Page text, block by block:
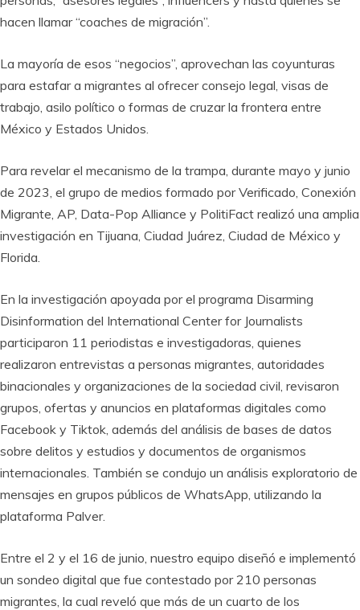
hacen llamar “coaches de migración”.
La mayoría de esos “negocios”, aprovechan las coyunturas
para estafar a migrantes al ofrecer consejo legal, visas de
trabajo, asilo político o formas de cruzar la frontera entre
México y Estados Unidos.
Para revelar el mecanismo de la trampa, durante mayo y junio
de 2023, el grupo de medios formado por Verificado, Conexión
Migrante, AP, Data-Pop Alliance y PolitiFact realizó una amplia
investigación en Tijuana, Ciudad Juárez, Ciudad de México y
Florida.
En la investigación apoyada por el programa Disarming
Disinformation del International Center for Journalists
participaron 11 periodistas e investigadoras, quienes
realizaron entrevistas a personas migrantes, autoridades
binacionales y organizaciones de la sociedad civil, revisaron
grupos, ofertas y anuncios en plataformas digitales como
Facebook y Tiktok, además del análisis de bases de datos
sobre delitos y estudios y documentos de organismos
internacionales. También se condujo un análisis exploratorio de
mensajes en grupos públicos de WhatsApp, utilizando la
plataforma Palver.
Entre el 2 y el 16 de junio, nuestro equipo diseñó e implementó
un sondeo digital que fue contestado por 210 personas
migrantes, la cual reveló que más de un cuarto de los